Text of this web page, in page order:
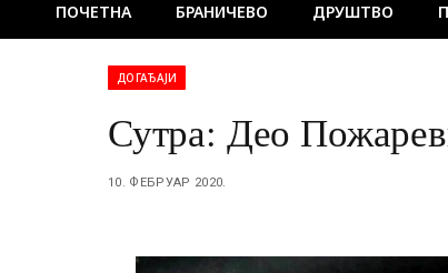
ПОЧЕТНА БРАНИЧЕВО ДРУШТВО
ДОГАЂАЈИ
Сутра: Део
10. ФЕБРУАР 2020.